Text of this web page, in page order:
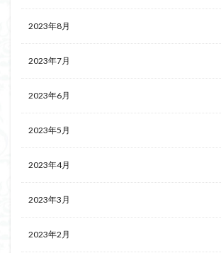
2023年8月
2023年7月
2023年6月
2023年5月
2023年4月
2023年3月
2023年2月